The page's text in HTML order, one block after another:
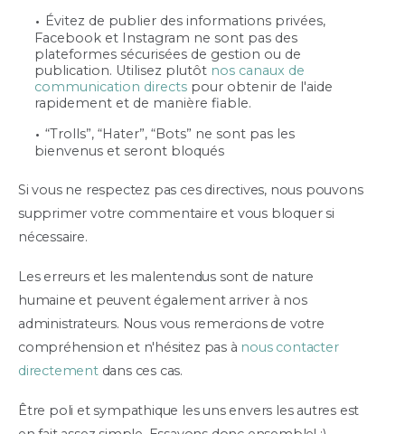
Évitez de publier des informations privées,
Facebook et Instagram ne sont pas des
plateformes sécurisées de gestion ou de
publication. Utilisez plutôt nos canaux de
communication directs pour obtenir de l'aide
rapidement et de manière fiable.
“Trolls”, “Hater”, “Bots” ne sont pas les
bienvenus et seront bloqués
Si vous ne respectez pas ces directives, nous pouvons
supprimer votre commentaire et vous bloquer si
nécessaire.
Les erreurs et les malentendus sont de nature
humaine et peuvent également arriver à nos
administrateurs. Nous vous remercions de votre
compréhension et n'hésitez pas à nous contacter
directementdans ces cas.
Être poli et sympathique les uns envers les autres est